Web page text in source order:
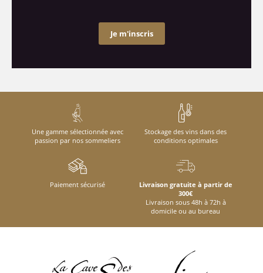
Je m'inscris
Une gamme sélectionnée avec
passion par nos sommeliers
Stockage des vins dans des
conditions optimales
Paiement sécurisé
Livraison gratuite à partir de
300€
Livraison sous 48h à 72h à
domicile ou au bureau